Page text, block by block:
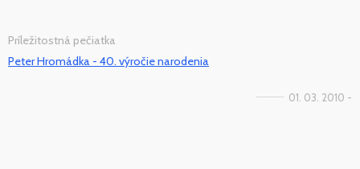
Príležitostná pečiatka
Peter Hromádka - 40. výročie narodenia
01. 03. 2010 -